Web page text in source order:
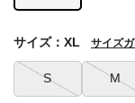
S M
サイズ：XL サイズ